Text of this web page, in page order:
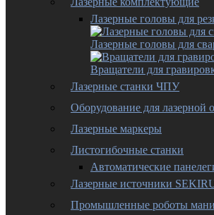
Лазерные головы для
Лазерные головы для
Вращатели для
Лазерные станки ЧПУ
Оборудование для лазерной
Лазерные маркеры
Листогибочные станки
Автоматические
Лазерные источники
Промышленные роботы